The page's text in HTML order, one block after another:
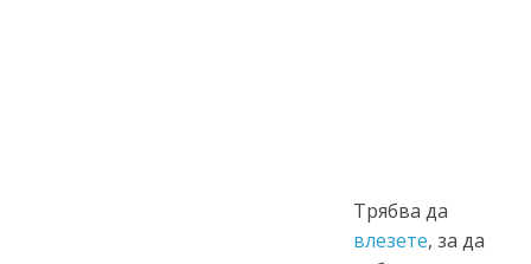
Трябва да
влезете, за да